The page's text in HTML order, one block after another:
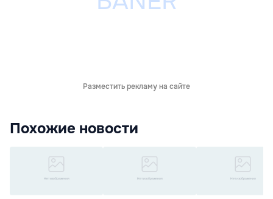
Разместить рекламу на сайте
Похожие новости